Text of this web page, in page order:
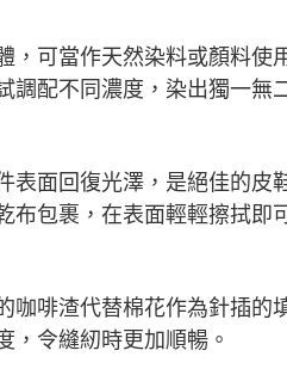
，可當作天然染料或顏料使
調配不同濃度，染出獨一無
表面回復光澤，是絕佳的皮
布包裹，在表面輕輕擦拭即
咖啡渣代替棉花作為針插的
，令縫紉時更加順暢。